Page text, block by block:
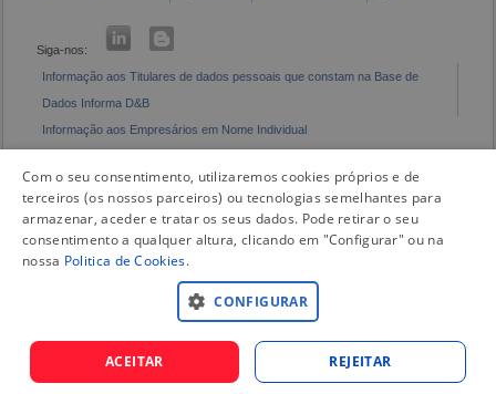
Siga-nos:
Informação aos Titulares de dados pessoais que constam na Base de
Dados Informa D&B
Informação aos Empresários em Nome Individual
Com o seu consentimento, utilizaremos cookies próprios e de
terceiros (os nossos parceiros) ou tecnologias semelhantes para
armazenar, aceder e tratar os seus dados. Pode retirar o seu
consentimento a qualquer altura, clicando em "Configurar" ou na
nossa Politica de Cookies.
CONFIGURAR
ACEITAR REJEITAR